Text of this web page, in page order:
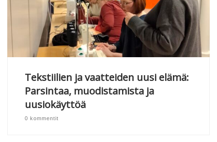
Tekstiilien ja vaatteiden uusi elämä:
Parsintaa, muodistamista ja
uusiokäyttöä
0 kommentit